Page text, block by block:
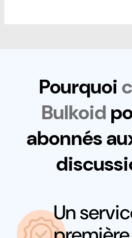
Pourquoi
Bulkoid
abonnés
Un